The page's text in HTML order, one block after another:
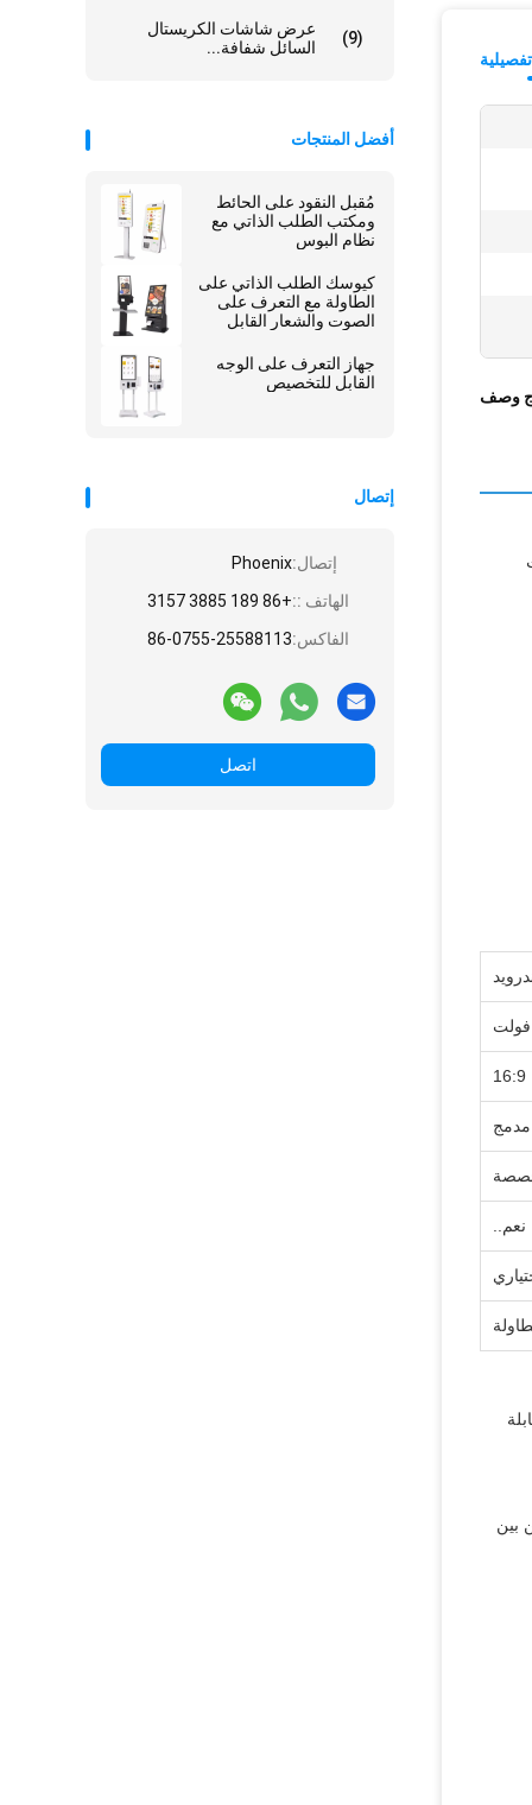
عرض شاشات الكريستال
السائل شفافة...
(9)
أفضل المنتجات
مُقبل النقود على الحائط
ومكتب الطلب الذاتي مع
نظام البوس
كيوسك الطلب الذاتي على
الطاولة مع التعرف على
الصوت والشعار القابل
جهاز التعرف على الوجه
القابل للتخصيص
إتصال
إتصال:Phoenix
الهاتف ::+86 189 3885 3157
الفاكس:86-0755-25588113
اتصل
وصف
16:9
نعم..
بين